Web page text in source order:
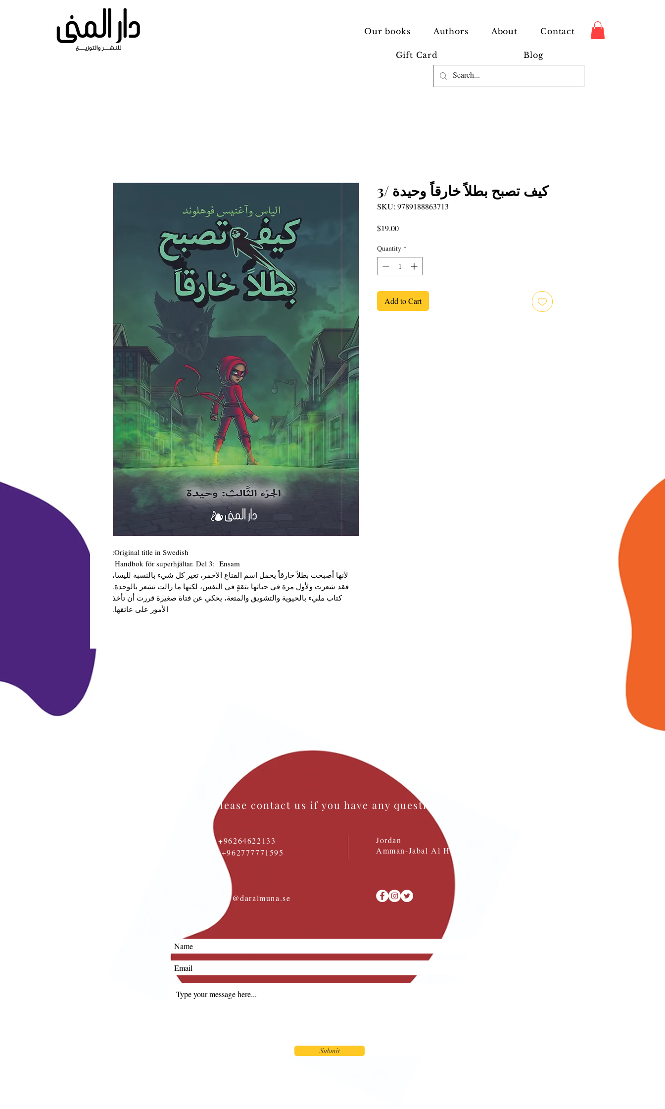
Our books Authors About Contact
Gift Card Blog
Original title in Swedish:
Handbok för superhjältar. Del 3: Ensam
لأنها أصبحت بطلاً خارقاً يحمل اسم القناع الأحمر، تغير كل شيء بالنسبة لليسا،
فقد شعرت ولأول مرة في حياتها بثقةٍ في النفس، لكنها ما زالت تشعر بالوحدة.
کتاب مليء بالحيوية والتشويق والمتعة، يحكي عن فتاة صغيرة قررت أن تأخذ
الأمور على عاتقها.
كيف تصبح بطلاً خارقاً وحيدة /3
SKU: 9789188863713
$19.00Price
Quantity *
Add to Cart
Please contact us if you have any questions
Phone:+96264622133
Mobile: +962777771595
Jordan
Amman-Jabal Al Hussein
info@daralmuna.se
Submit